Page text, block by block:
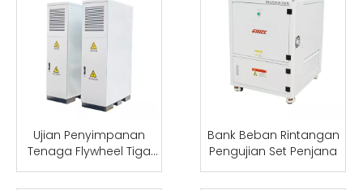
Ujian Penyimpanan
Tenaga Flywheel Tiga
fasa Bank Beban Brek
Bank Beban Rintangan
Pengujian Set Penjana